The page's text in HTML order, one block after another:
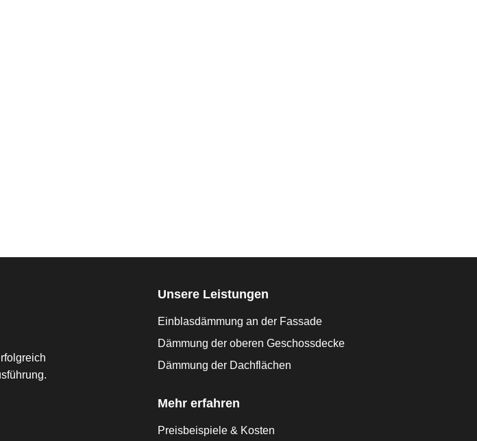
Unsere Leistungen
Einblasdämmung an der Fassade
Dämmung der oberen Geschossdecke
Dämmung der Dachflächen
Mehr erfahren
Preisbeispiele & Kosten